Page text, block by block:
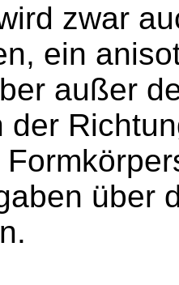
zwar
ein
außer
der
über